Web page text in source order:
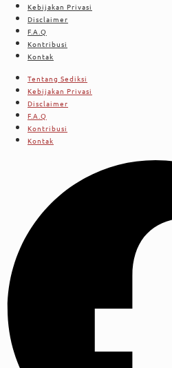
Kebijakan Privasi
Disclaimer
F.A.Q
Kontribusi
Kontak
Tentang Sediksi
Kebijakan Privasi
Disclaimer
F.A.Q
Kontribusi
Kontak